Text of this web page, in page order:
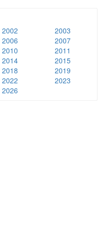
2002
2003
2006
2007
2010
2011
2014
2015
2018
2019
2022
2023
2026